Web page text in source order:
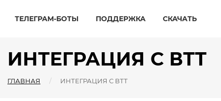
ТЕЛЕГРАМ-БОТЫ ПОДДЕРЖКА СКАЧАТЬ
ИНТЕГРАЦИЯ С ВТТ
ГЛАВНАЯ ИНТЕГРАЦИЯ С ВТТ